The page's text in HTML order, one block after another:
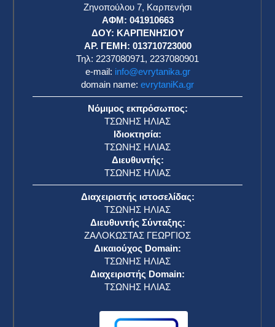
Ζηνοπούλου 7, Καρπενήσι
ΑΦΜ: 041910663
ΔΟΥ: ΚΑΡΠΕΝΗΣΙΟΥ
ΑΡ. ΓΕΜΗ: 013710723000
Τηλ: 2237080971, 2237080901
e-mail: info@evrytanika.gr
domain name: evrytaniKa.gr
Νόμιμος εκπρόσωπος:
ΤΣΩΝΗΣ ΗΛΙΑΣ
Ιδιοκτησία:
ΤΣΩΝΗΣ ΗΛΙΑΣ
Διευθυντής:
ΤΣΩΝΗΣ ΗΛΙΑΣ
Διαχειριστής ιστοσελίδας:
ΤΣΩΝΗΣ ΗΛΙΑΣ
Διευθυντής Σύνταξης:
ΖΑΛΟΚΩΣΤΑΣ ΓΕΩΡΓΙΟΣ
Δικαιούχος Domain:
ΤΣΩΝΗΣ ΗΛΙΑΣ
Διαχειριστής Domain:
ΤΣΩΝΗΣ ΗΛΙΑΣ